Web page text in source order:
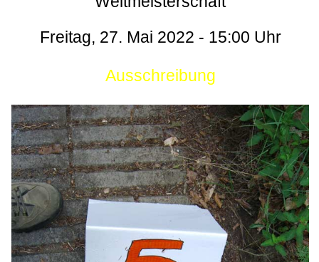
Freitag, 27. Mai 2022 - 15:00 Uhr
Ausschreibung